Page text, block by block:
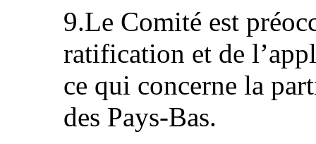
9.Le Comité est
ratification et de
ce qui concerne la
des Pays-Bas.